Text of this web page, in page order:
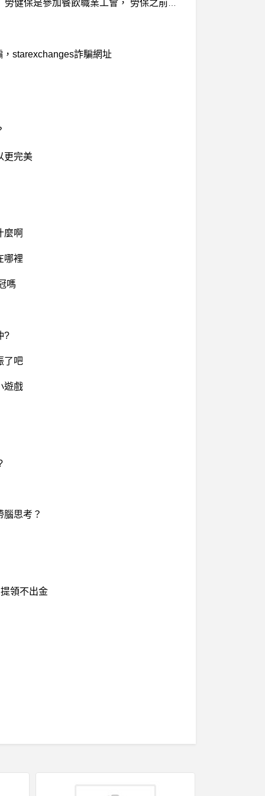
想請教身心障礙健保補助的問題， 我父親目前是洗腎病患， 領有殘障手冊屬於極重度， 目前沒有工作能力， 勞健保是參加餐飲職業工會， 勞保之前已經退了， 目前只繳健保部分， 想請問參加餐飲職業工會健保有補助嗎? 因為剛剛繳了兩個月總共要3120元。 我該怎麼申請?
starexchanges詐騙網址
更完美
麼啊
哪裡
嗎
?
了吧
遊戲
思考？
領不出金